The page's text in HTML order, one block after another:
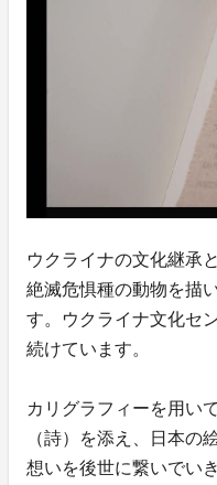
ウクライナの文化継承
絶滅危惧種の動物を描
す。ウクライナ文化セ
続けています。
カリグラフィーを用い
（詩）を添え、日本の
想いを後世に繋いでいき